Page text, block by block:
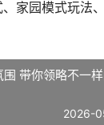
家园模式玩法
带你领略不一
2026-